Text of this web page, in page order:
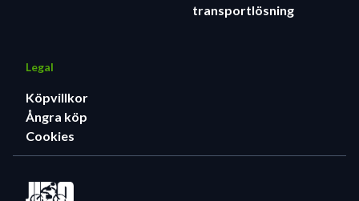
transportlösning
Legal
Köpvillkor
Ångra köp
Cookies